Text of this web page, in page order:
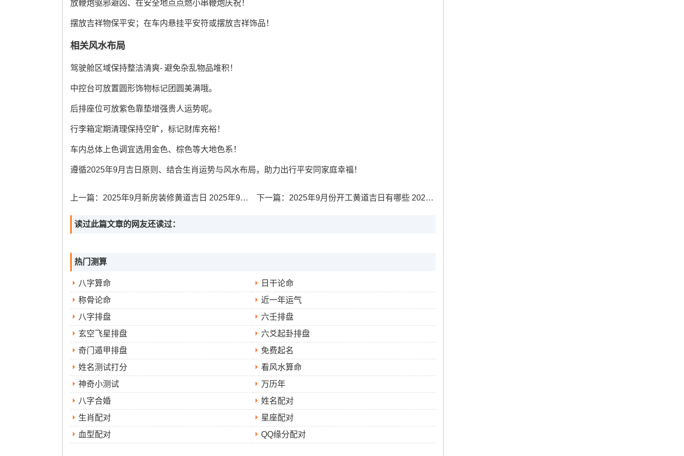
放鞭炮驱邪避凶、在安全地点点燃小串鞭炮庆祝！
摆放吉祥物保平安；在车内悬挂平安符或摆放吉祥饰品！
相关风水布局
驾驶舱区域保持整洁清爽- 避免杂乱物品堆积！
中控台可放置圆形饰物标记团圆美满哦。
后排座位可放紫色靠垫增强贵人运势呢。
行李箱定期清理保持空旷，标记财库充裕！
车内总体上色调宜选用金色、棕色等大地色系！
遵循2025年9月吉日原则、结合生肖运势与风水布局，助力出行平安同家庭幸福！
上一篇： 2025年9月新房装修黄道吉日 2025年9月新款手机 下一篇： 2025年9月份开工黄道吉日有哪些 2025年9月开工黄道吉日的详细解释
读过此篇文章的网友还读过：
热门测算
八字算命
日干论命
称骨论命
近一年运气
八字排盘
六壬排盘
玄空飞星排盘
六爻起卦排盘
奇门遁甲排盘
免费起名
姓名测试打分
看风水算命
神奇小测试
万历年
八字合婚
姓名配对
生肖配对
星座配对
血型配对
QQ缘分配对